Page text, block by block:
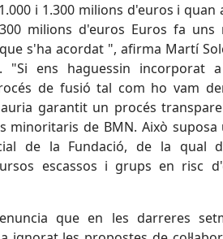
i 1.300 milions d'euros i quan
milions d'euros Euros fa uns
s'ha acordat ", afirma Martí
"Si ens haguessin incorporat
de fusió tal com ho vam
garantit un procés
minoritaris de BMN. Això
de la Fundació, de la qual
escassos i grups en risc
que en les darreres